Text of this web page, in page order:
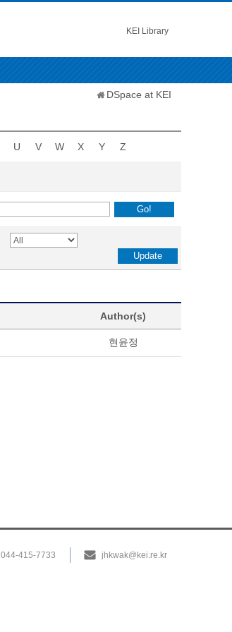
KEI Library
DSpace at KEI
U V W X Y Z
Author(s)
현윤정
044-415-7733 jhkwak@kei.re.kr